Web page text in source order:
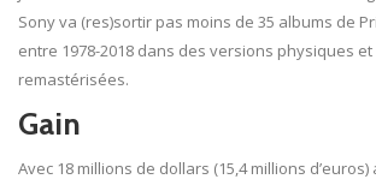
Sony va (res)sortir pas moins de 35 albums de
entre 1978-2018 dans des versions physiques
remastérisées.
Gain
Avec 18 millions de dollars (15,4 millions